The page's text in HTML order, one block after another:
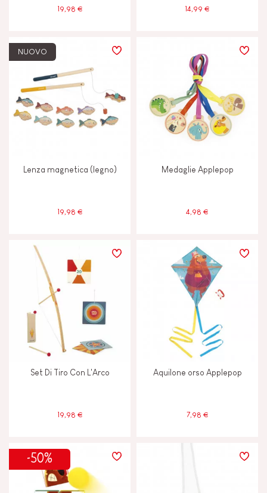
19,98 € 14,99 €
NUOVO
Lenza magnetica (legno)
19,98 €
Medaglie Applepop
4,98 €
Set Di Tiro Con L'Arco
19,98 €
Aquilone orso Applepop
7,98 €
-50%